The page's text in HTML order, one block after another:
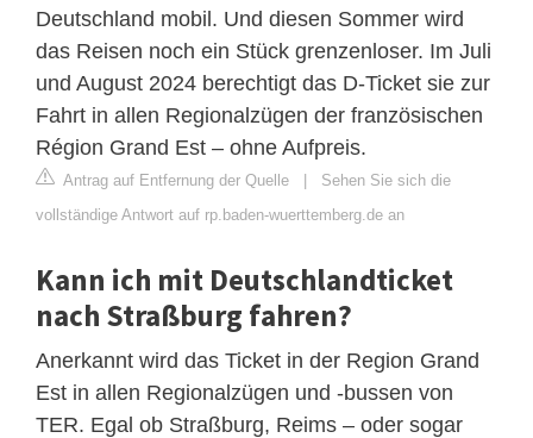
Deutschland mobil. Und diesen Sommer wird
das Reisen noch ein Stück grenzenloser. Im Juli
und August 2024 berechtigt das D-Ticket sie zur
Fahrt in allen Regionalzügen der französischen
Région Grand Est – ohne Aufpreis.
Antrag auf Entfernung der Quelle | Sehen Sie sich die
vollständige Antwort auf rp.baden-wuerttemberg.de an
Kann ich mit Deutschlandticket
nach Straßburg fahren?
Anerkannt wird das Ticket in der Region Grand
Est in allen Regionalzügen und -bussen von
TER. Egal ob Straßburg, Reims – oder sogar